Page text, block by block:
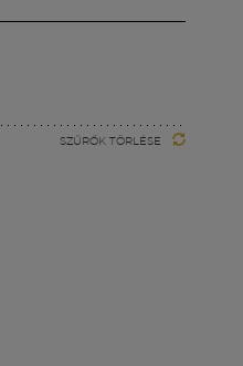
SZŰRŐK TÖRLÉSE